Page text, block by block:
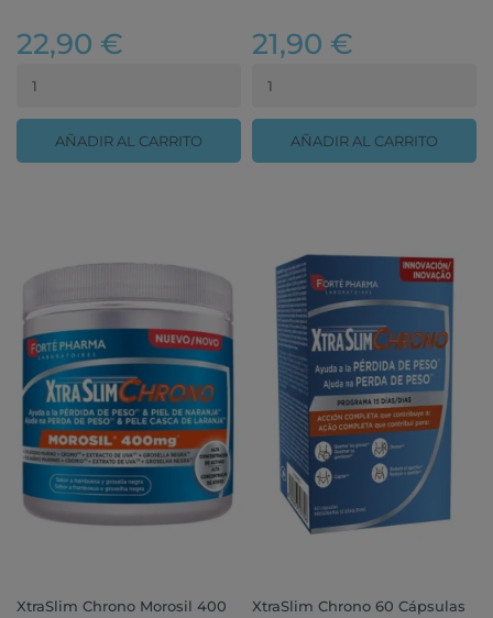
22,90 €
AÑADIR AL CARRITO
21,90 €
AÑADIR AL CARRITO
XtraSlim Chrono Morosil 400
XtraSlim Chrono 60 Cápsulas